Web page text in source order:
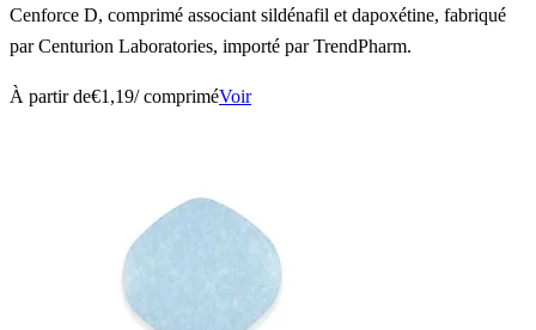
Cenforce D, comprimé associant sildénafil et dapoxétine, fabriqué
par Centurion Laboratories, importé par TrendPharm.
À partir de€1,19/ compriméVoir